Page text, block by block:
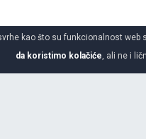
kao što su funkcionalnost
da koristimo kolačiće , ali ne i